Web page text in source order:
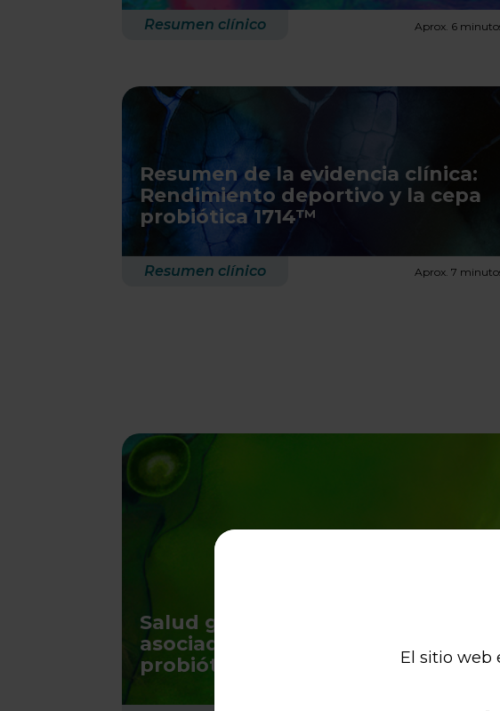
Resumen clínico Aprox. 6
Resumen de la evidencia clínica:
Rendimiento deportivo y la cepa
probiótica 1714™
Resumen clínico Aprox. 7
Salud gastrointestinal y diarrea
asociada a antibióticos. Cepas
probióticas BB-12® y LA-5®El sitio web